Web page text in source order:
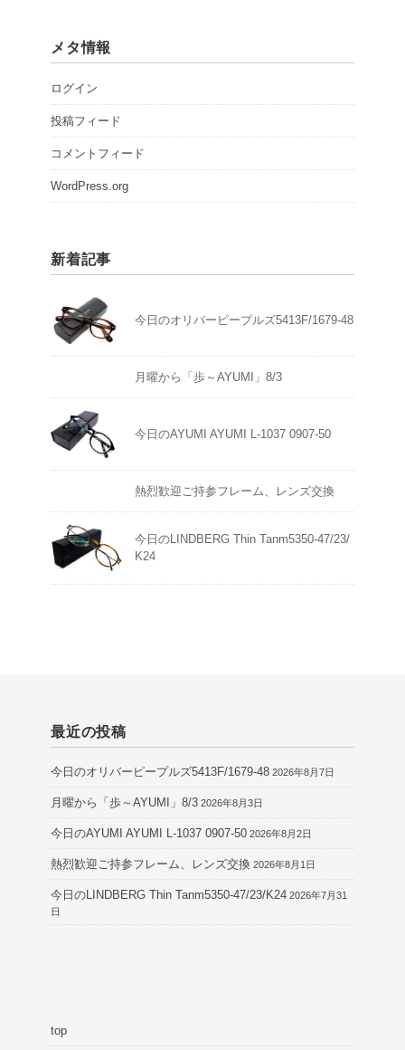
メタ情報
ログイン
投稿フィード
コメントフィード
WordPress.org
新着記事
今日のオリバーピープルズ5413F/1679-48
月曜から「歩～AYUMI」8/3
今日のAYUMI AYUMI L-1037 0907-50
熱烈歓迎ご持参フレーム、レンズ交換
今日のLINDBERG Thin Tanm5350-47/23/
K24
最近の投稿
今日のオリバーピープルズ5413F/1679-48 2026年8月7日
月曜から「歩～AYUMI」8/3 2026年8月3日
今日のAYUMI AYUMI L-1037 0907-50 2026年8月2日
熱烈歓迎ご持参フレーム、レンズ交換 2026年8月1日
今日のLINDBERG Thin Tanm5350-47/23/K24 2026年7月31
日
top